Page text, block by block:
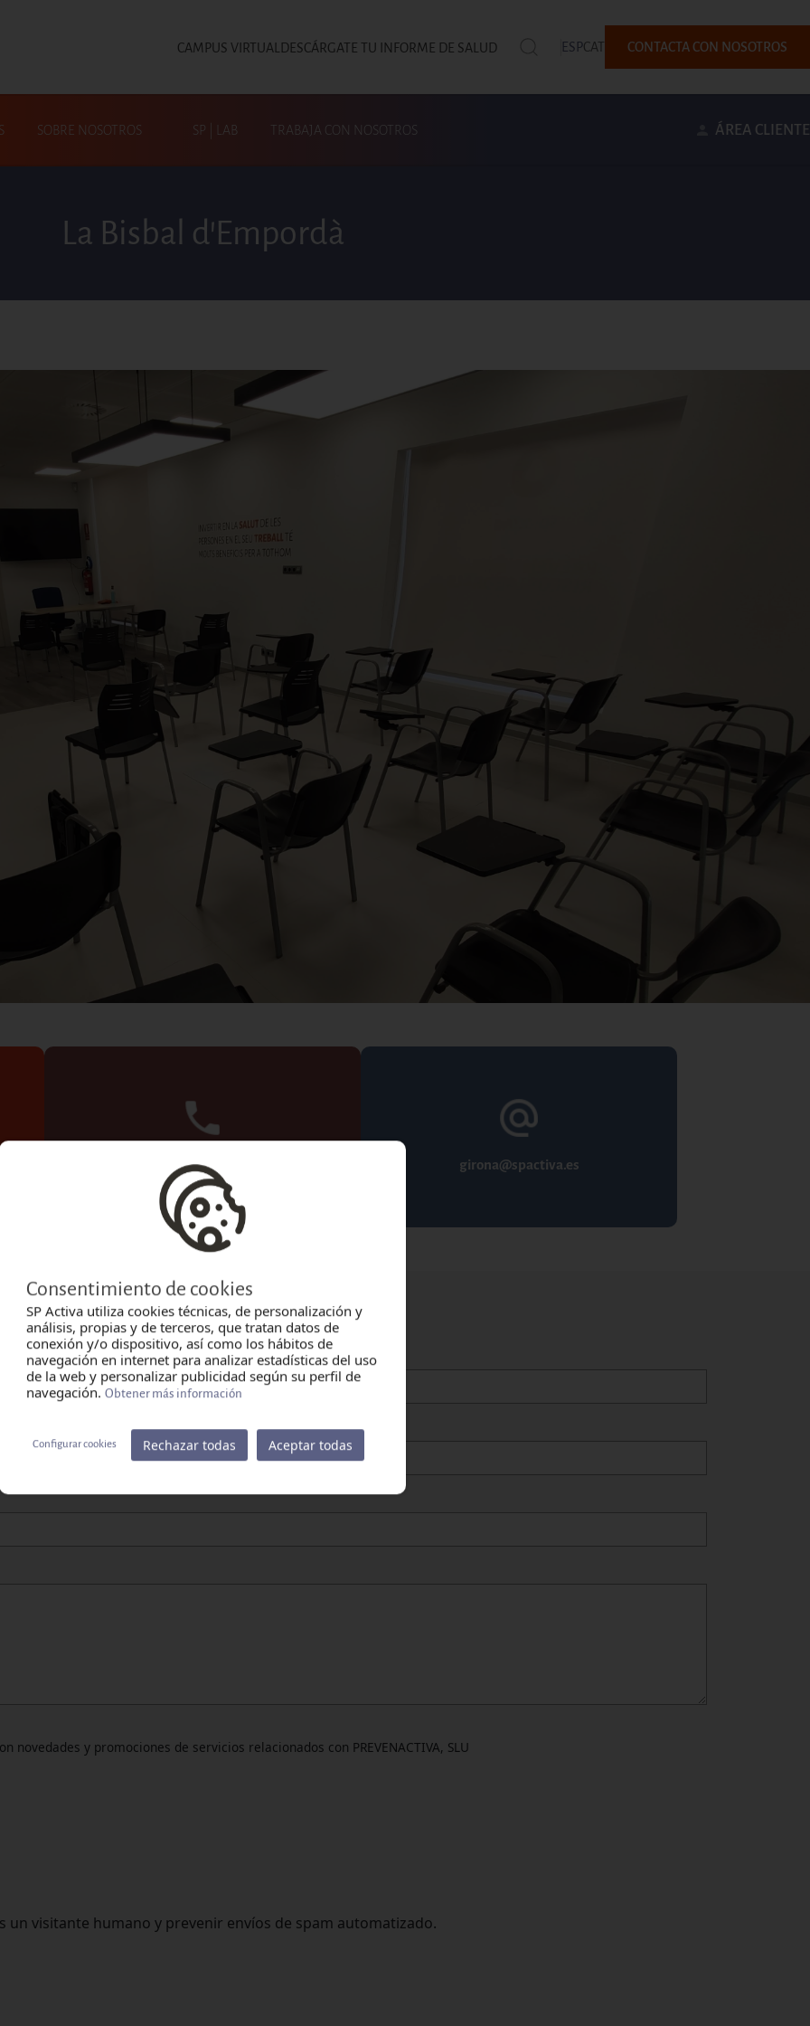
Top
CAMPUS VIRTUAL DESCÁRGATE TU INFORME DE SALUD ESPCAT CONTACTA CON NOSOTROS
Busca en SP|Activa
SOBRE NOSOTROS SP | LAB TRABAJA CON NOSOTROS ÁREA CLIENTE
La Bisbal d'Empordà
+34 972 646 837 girona@spactiva.es
y promociones de servicios relacionados con PREVENACTIVA, SLU
un visitante humano y prevenir envíos de spam automatizado.
Consentimiento de cookies
SP Activa utiliza cookies técnicas, de personalización y
análisis, propias y de terceros, que tratan datos de
conexión y/o dispositivo, así como los hábitos de
navegación en internet para analizar estadísticas del uso
de la web y personalizar publicidad según su perfil de
navegación.Obtener más información
Configurar cookies Rechazar todas Aceptar todas